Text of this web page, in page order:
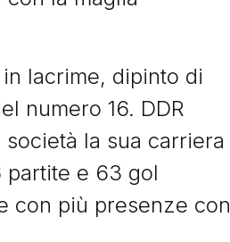
lacrime, dipinto di
numero 16. DDR
la sua carriera
partite e 63 gol
con più presenze con